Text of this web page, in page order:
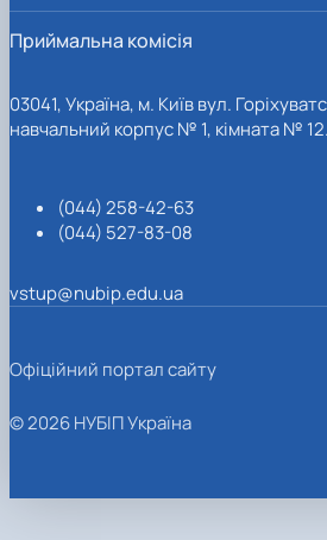
Приймальна комісія
03041, Україна, м. Київ вул.
навчальний корпус № 1, кімната № 12.
(044) 258-42-63
(044) 527-83-08
vstup@nubip.edu.ua
Офіційний портал сайту
© 2026 НУБІП Україна